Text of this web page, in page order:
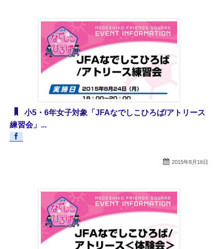
小5・6年女子対象「JFAなでしこひろば/アトリース
練習会」...
2015年8月16日